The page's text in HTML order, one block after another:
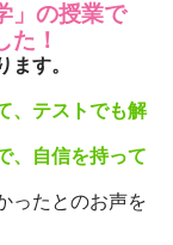
」の授業で
た！
ます。
、テストでも解
、自信を持って
ったとのお声を